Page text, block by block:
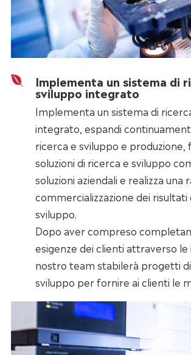
Implementa un sistema di
sviluppo integrato
Implementa un sistema di
integrato, espandi
ricerca e sviluppo e produzione,
soluzioni di ricerca e sviluppo
soluzioni aziendali e realizza una
commercializzazione dei risultati
sviluppo.
Dopo aver compreso
esigenze dei clienti attraverso
nostro team stabilerà progetti
sviluppo per fornire ai clienti le